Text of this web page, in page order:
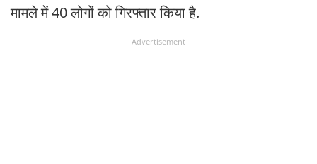
मामले में 40 लोगों को गिरफ्तार किया है.
Advertisement